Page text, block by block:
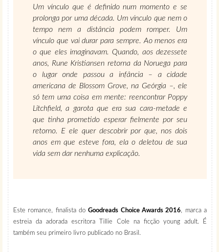
Um vínculo que é definido num momento e se
prolonga por uma década. Um vínculo que nem o
tempo nem a distância podem romper. Um
vínculo que vai durar para sempre. Ao menos era
o que eles imaginavam. Quando, aos dezessete
anos, Rune Kristiansen retorna da Noruega para
o lugar onde passou a infância – a cidade
americana de Blossom Grove, na Geórgia –, ele
só tem uma coisa em mente: reencontrar Poppy
Litchfield, a garota que era sua cara-metade e
que tinha prometido esperar fielmente por seu
retorno. E ele quer descobrir por que, nos dois
anos em que esteve fora, ela o deletou de sua
vida sem dar nenhuma explicação.
Este romance, finalista doGoodreads Choice Awards 2016, marca a
estreia da adorada escritora Tillie Cole na ficção young adult. É
também seu primeiro livro publicado no Brasil.